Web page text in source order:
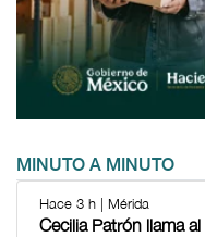
MINUTO A MINUTO
Hace 3 h | Mérida
Cecilia Patrón llama